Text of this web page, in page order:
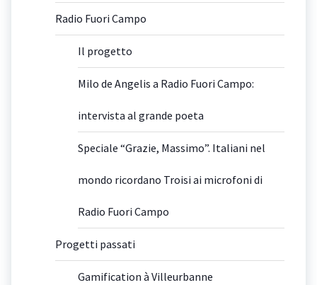
Radio Fuori Campo
Il progetto
Milo de Angelis a Radio Fuori Campo:
intervista al grande poeta
Speciale “Grazie, Massimo”. Italiani nel
mondo ricordano Troisi ai microfoni di
Radio Fuori Campo
Progetti passati
Gamification à Villeurbanne